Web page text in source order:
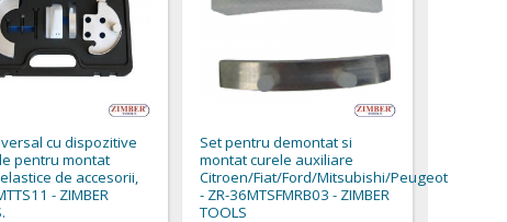
cu dispozitive
pentru montat
de accesorii,
- ZIMBER
Set pentru demontat si
montat curele auxiliare
Citroen/Fiat/Ford/Mitsubishi/Peugeot
- ZR-36MTSFMRB03 - ZIMBER
TOOLS